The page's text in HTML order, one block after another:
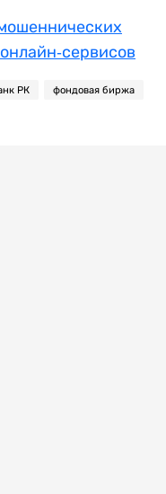
сервисов
РК фондовая биржа